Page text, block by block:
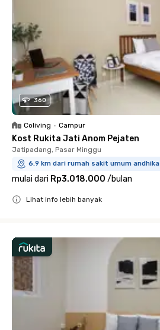
360
Coliving • Campur
Kost Rukita Jati Anom Pejaten
Jatipadang, Pasar Minggu
6.9 km dari rumah sakit umum andhika
mulai dari Rp3.018.000 /bulan
Lihat info lebih banyak